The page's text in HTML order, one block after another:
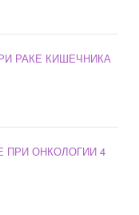
РАКЕ КИШЕЧНИКА
ПРИ ОНКОЛОГИИ 4